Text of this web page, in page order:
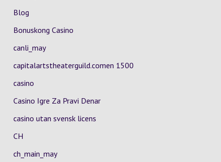
Blog
Bonuskong Casino
canli_may
capitalartstheaterguild.comen 1500
casino
Casino Igre Za Pravi Denar
casino utan svensk licens
CH
ch_main_may